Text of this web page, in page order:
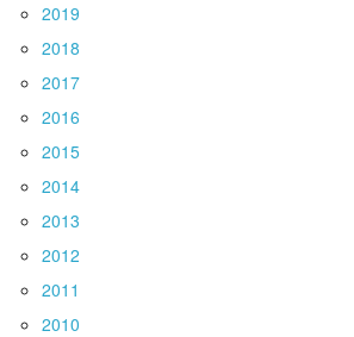
2019
2018
2017
2016
2015
2014
2013
2012
2011
2010